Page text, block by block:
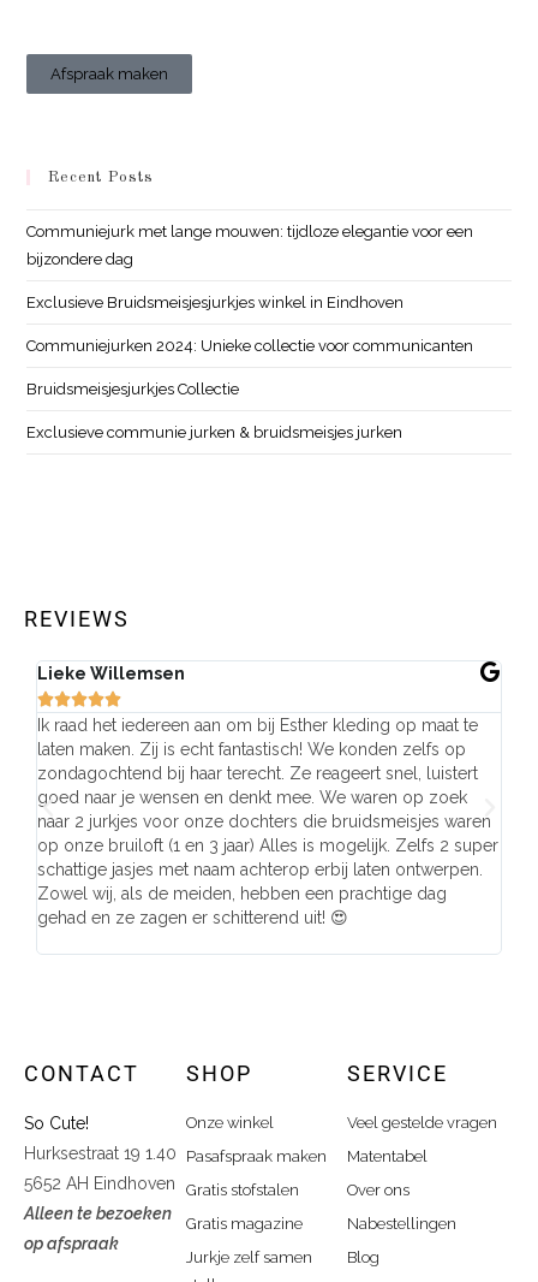
Afspraak maken
Recent Posts
Communiejurk met lange mouwen: tijdloze elegantie voor een
bijzondere dag
Exclusieve Bruidsmeisjesjurkjes winkel in Eindhoven
Communiejurken 2024: Unieke collectie voor communicanten
Bruidsmeisjesjurkjes Collectie
Exclusieve communie jurken & bruidsmeisjes jurken
REVIEWS
Lieke Willemsen

Ik raad het iedereen aan om bij Esther kleding op maat te
laten maken. Zij is echt fantastisch! We konden zelfs op
zondagochtend bij haar terecht. Ze reageert snel, luistert
goed naar je wensen en denkt mee. We waren op zoek
naar 2 jurkjes voor onze dochters die bruidsmeisjes waren
op onze bruiloft (1 en 3 jaar) Alles is mogelijk. Zelfs 2 super
schattige jasjes met naam achterop erbij laten ontwerpen.
Zowel wij, als de meiden, hebben een prachtige dag
gehad en ze zagen er schitterend uit! 😍
CONTACT
So Cute!
Hurksestraat 19 1.40
5652 AH Eindhoven
Alleen te bezoeken
op afspraak
SHOP
Onze winkel
Pasafspraak maken
Gratis stofstalen
Gratis magazine
Jurkje zelf samen
SERVICE
Veel gestelde vragen
Matentabel
Over ons
Nabestellingen
Blog